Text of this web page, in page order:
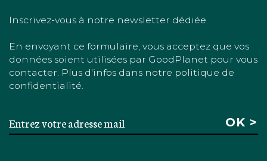
Inscrivez-vous à notre newsletter dédiée
En envoyant ce formulaire, vous acceptez que vos
données soient utilisées par GoodPlanet pour vous
contacter. Plus d'infos dans notre politique de
confidentialité.